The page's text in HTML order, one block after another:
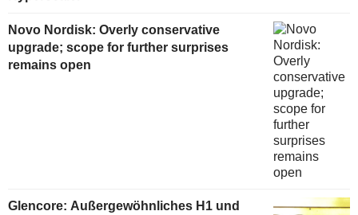
Novo Nordisk: Overly conservative
upgrade; scope for further surprises
remains open
Glencore: Außergewöhnliches H1 und